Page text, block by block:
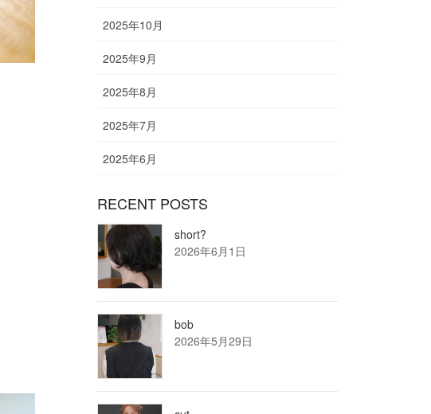
2025年10月
2025年9月
2025年8月
2025年7月
2025年6月
RECENT POSTS
short?
2026年6月1日
bob
2026年5月29日